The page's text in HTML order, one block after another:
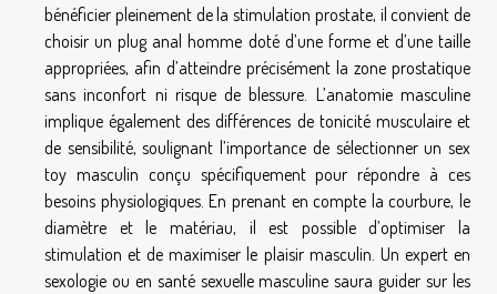
bénéficier pleinement de la stimulation prostate, il convient de
choisir un plug anal homme doté d’une forme et d’une taille
appropriées, afin d’atteindre précisément la zone prostatique
sans inconfort ni risque de blessure. L’anatomie masculine
implique également des différences de tonicité musculaire et
de sensibilité, soulignant l’importance de sélectionner un sex
toy masculin conçu spécifiquement pour répondre à ces
besoins physiologiques. En prenant en compte la courbure, le
diamètre et le matériau, il est possible d’optimiser la
stimulation et de maximiser le plaisir masculin. Un expert en
sexologie ou en santé sexuelle masculine saura guider sur les